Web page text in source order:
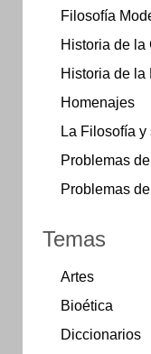
Filosofía
Historia de la
Historia de la
Homenajes
La Filosofía y
Problemas
Problemas
Temas
Artes
Bioética
Diccionarios